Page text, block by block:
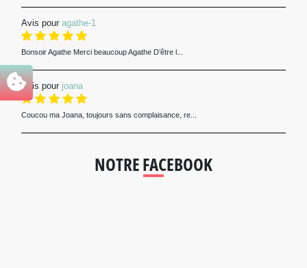
Avis pour agathe-1
Bonsoir Agathe Merci beaucoup Agathe D’être l...
Avis pour joana
Coucou ma Joana, toujours sans complaisance, re...
NOTRE FACEBOOK